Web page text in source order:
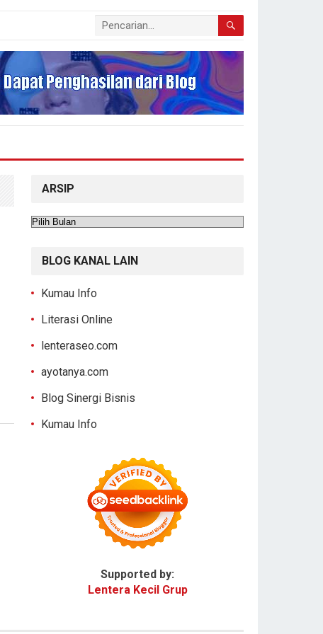
ARSIP
Arsip
BLOG KANAL LAIN
Kumau Info
Literasi Online
lenteraseo.com
ayotanya.com
Blog Sinergi Bisnis
Kumau Info
Supported by:
Lentera Kecil Grup